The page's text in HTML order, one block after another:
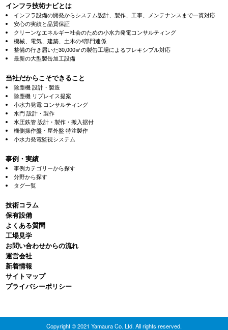
インフラ技術ナビとは
インフラ設備の開発からシステム設計、製作、工事、メンテナンスまで一貫対応
安心の実績と品質保証
クリーンなエネルギー社会のための小水力発電コンサルティング
機械、電気、建築、土木の4部門連係
整備の行き届いた30,000㎡の製缶工場によるフレキシブル対応
最新の大型製缶加工設備
当社だからこそできること
除塵機 設計・製造
除塵機 リプレイス提案
小水力発電 コンサルティング
水門 設計・製作
水圧鉄管 設計・製作・搬入据付
機側操作盤・屋外盤 特注製作
小水力発電監視システム
事例・実績
事例カテゴリーから探す
分野から探す
タグ一覧
技術コラム
保有設備
よくある質問
⼯場⾒学
お問い合わせからの流れ
運営会社
新着情報
サイトマップ
プライバシーポリシー
Copyright © 2021 Yamaura Co. Ltd. All rights reserved.